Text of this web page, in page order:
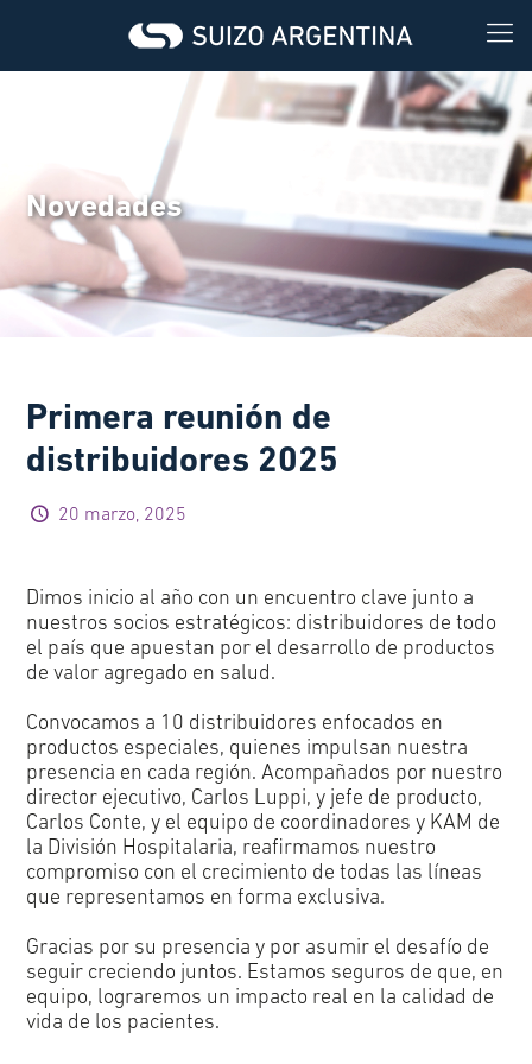
Novedades
Primera reunión de
distribuidores 2025
20 marzo, 2025
Dimos inicio al año con un encuentro clave junto a
nuestros socios estratégicos: distribuidores de todo
el país que apuestan por el desarrollo de productos
de valor agregado en salud.
Convocamos a 10 distribuidores enfocados en
productos especiales, quienes impulsan nuestra
presencia en cada región. Acompañados por nuestro
director ejecutivo, Carlos Luppi, y jefe de producto,
Carlos Conte, y el equipo de coordinadores y KAM de
la División Hospitalaria, reafirmamos nuestro
compromiso con el crecimiento de todas las líneas
que representamos en forma exclusiva.
Gracias por su presencia y por asumir el desafío de
seguir creciendo juntos. Estamos seguros de que, en
equipo, lograremos un impacto real en la calidad de
vida de los pacientes.